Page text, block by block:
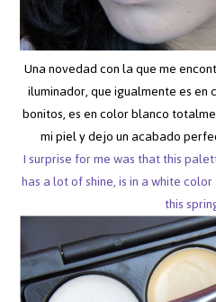
Una novedad con la que me
iluminador, que igualmente es en
bonitos, es en color blanco
mi piel y dejo un acabado
I surprise for me was that this
has a lot of shine, is in a white
this